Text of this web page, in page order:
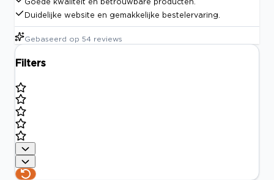
Goede kwaliteit en betrouwbare producten.
Duidelijke website en gemakkelijke bestelervaring.
Gebaseerd op 54 reviews
Filters